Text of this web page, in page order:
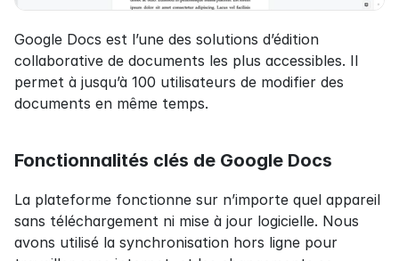
Google Docs est l’une des solutions d’édition
collaborative de documents les plus accessibles. Il
permet à jusqu’à 100 utilisateurs de modifier des
documents en même temps.
Fonctionnalités clés de Google Docs
La plateforme fonctionne sur n’importe quel appareil
sans téléchargement ni mise à jour logicielle. Nous
avons utilisé la synchronisation hors ligne pour